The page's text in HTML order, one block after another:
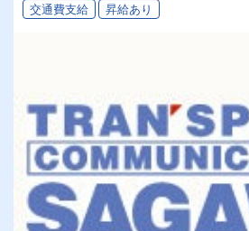
交通費支給 昇給あり